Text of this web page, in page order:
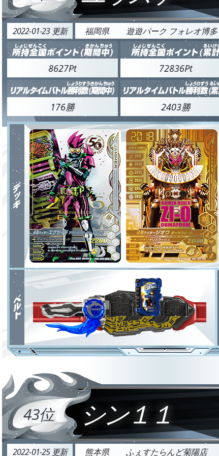
2022-01-23 更新 福岡県 遊遊パーク フォレオ博多
8627Pt 72836Pt
176勝 2403勝
43位 シン１１
2022-01-25 更新 熊本県 ふぇすたらんど菊陽店